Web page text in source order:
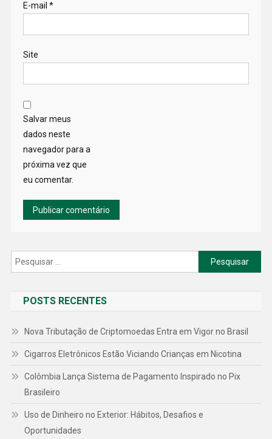
E-mail *
Site
Salvar meus
dados neste
navegador para a
próxima vez que
eu comentar.
Pesquisar
por:
POSTS RECENTES
Nova Tributação de Criptomoedas Entra em Vigor no Brasil
Cigarros Eletrônicos Estão Viciando Crianças em Nicotina
Colômbia Lança Sistema de Pagamento Inspirado no Pix
Brasileiro
Uso de Dinheiro no Exterior: Hábitos, Desafios e
Oportunidades